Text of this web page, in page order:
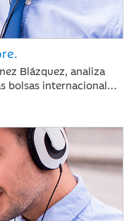
Blázquez, analiza
bolsas internacionales
escalada del
tras los
revisa la postura
las nuevas tarifas
de tipos elevados,
no bastan las
de inversión y